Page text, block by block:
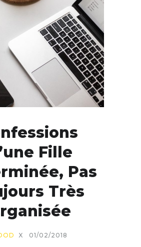
Fille
Pas
Très
X 01/02/2018